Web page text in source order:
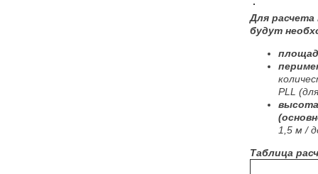
Для
будут
PLL
1,5 м /
Таблица